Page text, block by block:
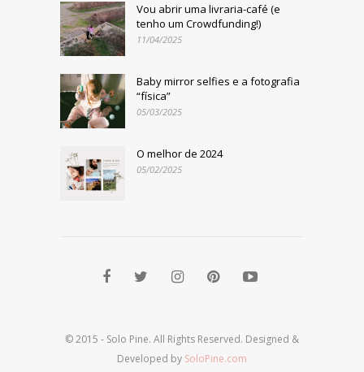
Vou abrir uma livraria-café (e
tenho um Crowdfunding!)
11/04/2025
Baby mirror selfies e a fotografia
“física”
05/03/2025
O melhor de 2024
05/02/2025
© 2015 - Solo Pine. All Rights Reserved. Designed &
Developed by SoloPine.com